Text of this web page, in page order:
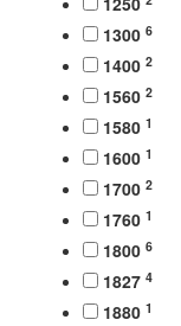
1300 6
1400 2
1560 2
1580 1
1600 1
1700 2
1760 1
1800 6
1827 4
1880 1